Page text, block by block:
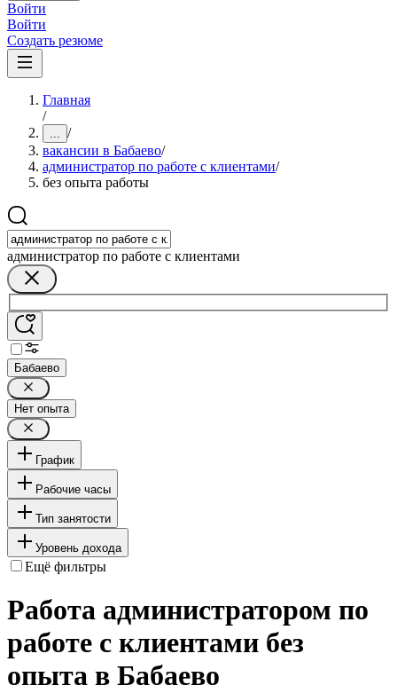
Войти
Войти
Создать резюме
Главная
/
... /
вакансии в Бабаево/
администратор по работе с клиентами/
без опыта работы
администратор по работе с клиентами
Бабаево
Нет опыта
График
Рабочие часы
Тип занятости
Уровень дохода
Ещё фильтры
Работа администратором по
работе с клиентами без
опыта в Бабаево